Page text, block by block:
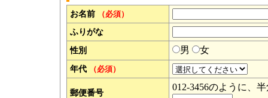
お名前 （必須）
ふりがな
性別
男 女
年代 （必須）
郵便番号
012-3456のように、